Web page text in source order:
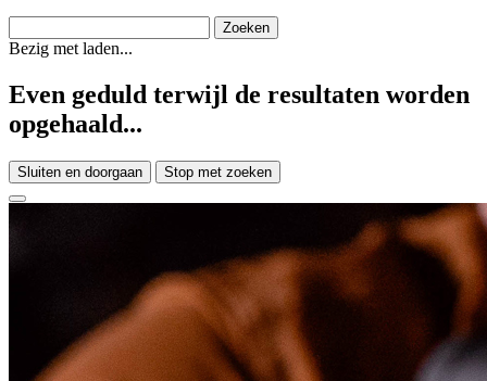
Bezig met laden...
Even geduld terwijl de resultaten worden
opgehaald...
Sluiten en doorgaan Stop met zoeken